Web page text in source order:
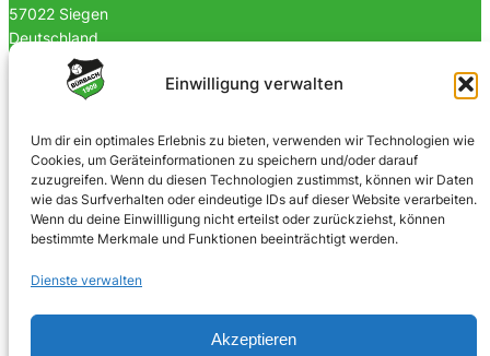
Einwilligung verwalten
Um dir ein optimales Erlebnis zu bieten, verwenden wir Technologien wie
Cookies, um Geräteinformationen zu speichern und/oder darauf
zuzugreifen. Wenn du diesen Technologien zustimmst, können wir Daten
wie das Surfverhalten oder eindeutige IDs auf dieser Website verarbeiten.
Wenn du deine Einwillligung nicht erteilst oder zurückziehst, können
bestimmte Merkmale und Funktionen beeinträchtigt werden.
Dienste verwalten
Akzeptieren
57022 Siegen
Deutschland
0170 4903023
SOZIALE NETZWERKE
Facebook
Instagram